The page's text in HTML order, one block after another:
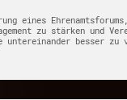
eines
zu stärken und
untereinander besser